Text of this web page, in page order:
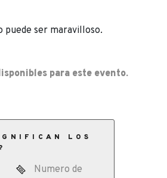
puede ser maravilloso.
para este evento.
LOS
Numero de